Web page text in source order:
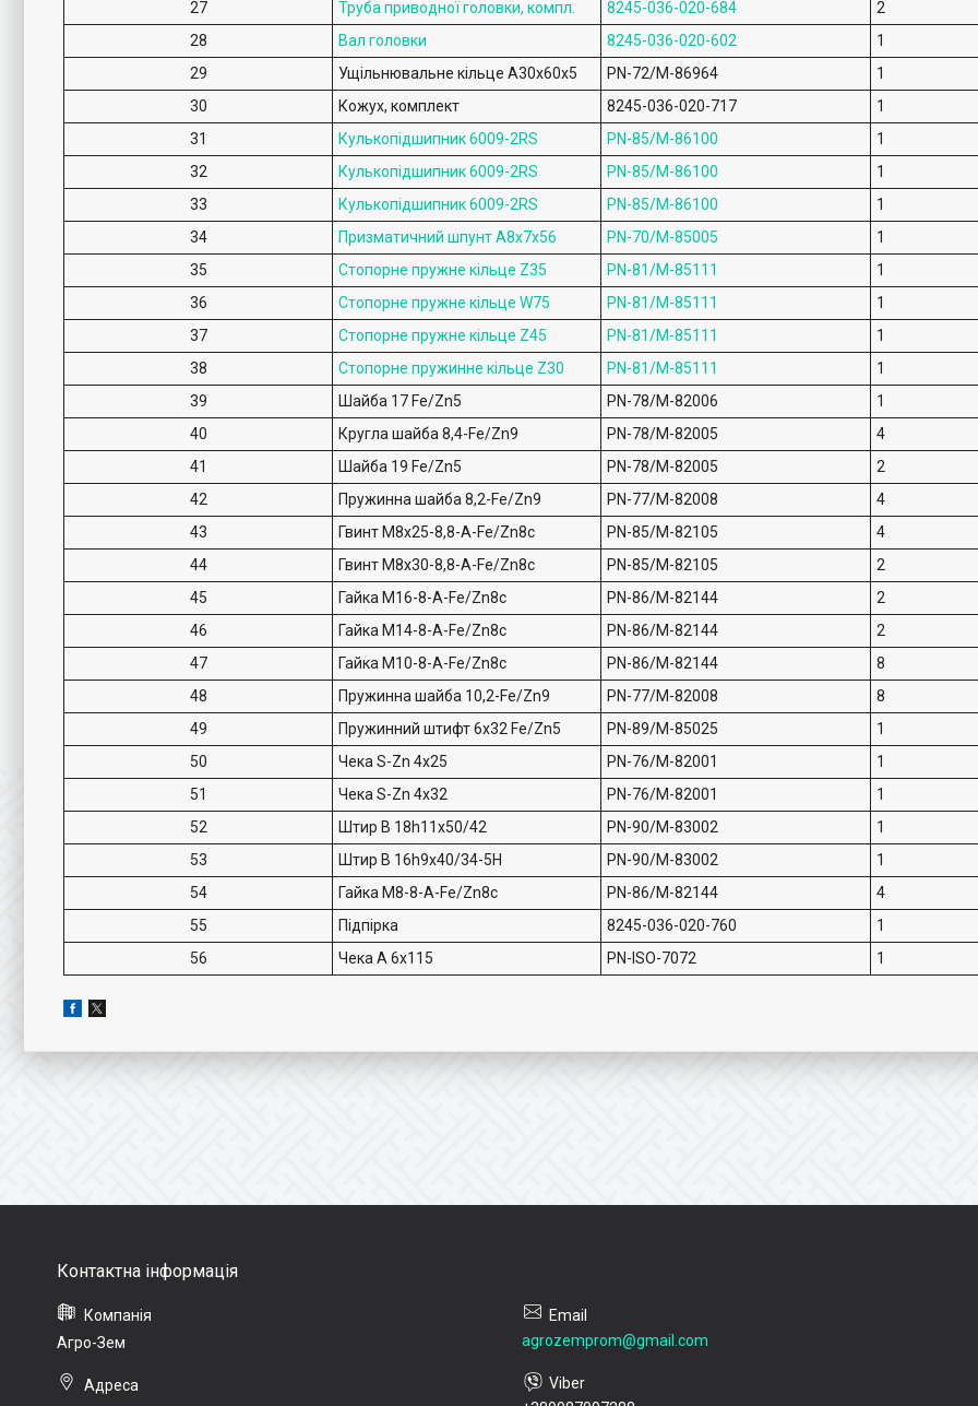
27
Труба приводної головки, компл. 8245-036-020-684
2
28
Вал головки 8245-036-020-602
1
29
Ущільнювальне кільце A30x60x5 PN-72/M-86964
1
30
Кожух, комплект 8245-036-020-717
1
31
Кулькопідшипник 6009-2RS PN-85/M-86100
1
32
Кулькопідшипник 6009-2RS PN-85/M-86100
1
33
Кулькопідшипник 6009-2RS PN-85/M-86100
1
34
Призматичний шпунт A8x7x56 PN-70/M-85005
1
35
Стопорне пружне кільце Z35 PN-81/M-85111
1
36
Стопорне пружне кільце W75 PN-81/M-85111
1
37
Стопорне пружне кільце Z45 PN-81/M-85111
1
38
Стопорне пружинне кільце Z30 PN-81/M-85111
1
39
Шайба 17 Fe/Zn5 PN-78/M-82006
1
40
Кругла шайба 8,4-Fe/Zn9 PN-78/M-82005
4
41
Шайба 19 Fe/Zn5 PN-78/M-82005
2
42
Пружинна шайба 8,2-Fe/Zn9 PN-77/M-82008
4
43
Гвинт M8x25-8,8-A-Fe/Zn8c PN-85/M-82105
4
44
Гвинт M8x30-8,8-A-Fe/Zn8c PN-85/M-82105
2
45
Гайка M16-8-A-Fe/Zn8c PN-86/M-82144
2
46
Гайка M14-8-A-Fe/Zn8c PN-86/M-82144
2
47
Гайка M10-8-A-Fe/Zn8c PN-86/M-82144
8
48
Пружинна шайба 10,2-Fe/Zn9 PN-77/M-82008
8
49
Пружинний штифт 6x32 Fe/Zn5 PN-89/M-85025
1
50
Чека S-Zn 4x25 PN-76/M-82001
1
51
Чека S-Zn 4x32 PN-76/M-82001
1
52
Штир B 18h11x50/42 PN-90/M-83002
1
53
Штир B 16h9x40/34-5H PN-90/M-83002
1
54
Гайка M8-8-A-Fe/Zn8c PN-86/M-82144
4
55
Підпірка 8245-036-020-760
1
56
Чека A 6x115 PN-ISO-7072 1
Агро-Зем agrozemprom@gmail.com